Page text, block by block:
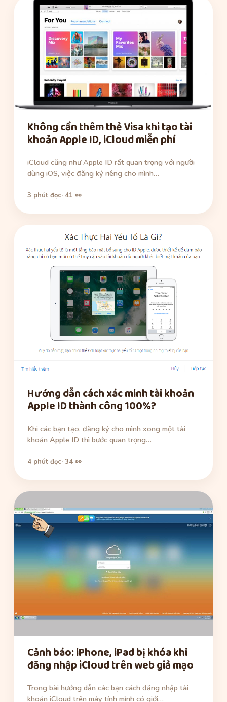
Không cần thêm thẻ Visa khi tạo tài
khoản Apple ID, iCloud miễn phí
iCloud cũng như Apple ID rất quan trọng với người
dùng iOS, việc đăng ký riêng cho mình…
3 phút đọc· 41 👀
Hướng dẫn cách xác minh tài khoản
Apple ID thành công 100%?
Khi các bạn tạo, đăng ký cho mình xong một tài
khoản Apple ID thì bước quan trọng…
4 phút đọc· 34 👀
Cảnh báo: iPhone, iPad bị khóa khi
đăng nhập iCloud trên web giả mạo
Trong bài hướng dẫn các bạn cách đăng nhập tài
khoản iCloud trên máy tính mình có giới…